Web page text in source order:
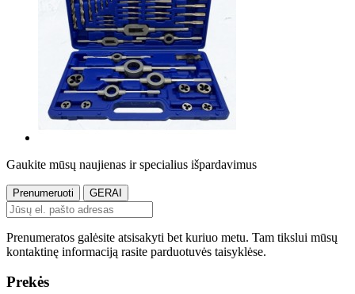
Gaukite mūsų naujienas ir specialius išpardavimus
Prenumeratos galėsite atsisakyti bet kuriuo metu. Tam tikslui mūsų
kontaktinę informaciją rasite parduotuvės taisyklėse.
Prekės